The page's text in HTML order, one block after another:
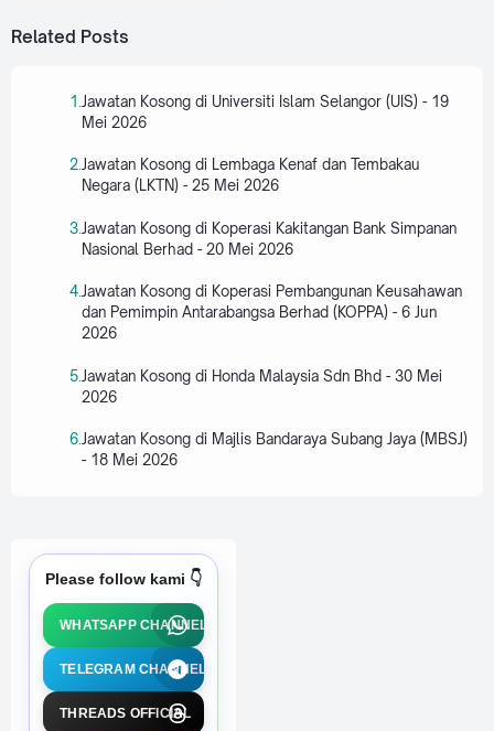
Related Posts
Jawatan Kosong di Universiti Islam Selangor (UIS) - 19
Mei 2026
Jawatan Kosong di Lembaga Kenaf dan Tembakau
Negara (LKTN) - 25 Mei 2026
Jawatan Kosong di Koperasi Kakitangan Bank Simpanan
Nasional Berhad - 20 Mei 2026
Jawatan Kosong di Koperasi Pembangunan Keusahawan
dan Pemimpin Antarabangsa Berhad (KOPPA) - 6 Jun
2026
Jawatan Kosong di Honda Malaysia Sdn Bhd - 30 Mei
2026
Jawatan Kosong di Majlis Bandaraya Subang Jaya (MBSJ)
- 18 Mei 2026
Please follow kami 👇
WHATSAPP CHANNEL
TELEGRAM CHANNEL
THREADS OFFICIAL